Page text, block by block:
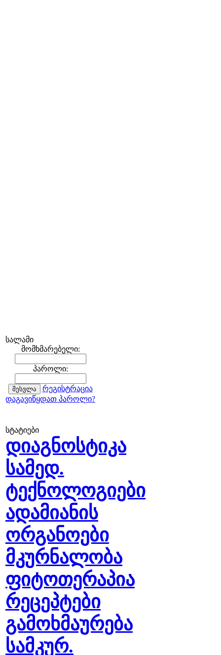
სალამი
მომხმარებელი:
პაროლი:
რეგისტრაცია
დაგავიწყდათ პაროლი?
სტატიები
დიაგნოსტიკა
სამედ.
ტექნოლოგიები
ადამიანის
ორგანოები
მკურნალობა
ფიტოთერაპია
რეცეპტები
გამოხმაურება
სამკურ.